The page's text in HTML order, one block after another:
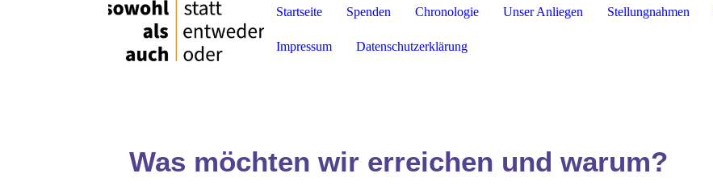
Startseite Spenden Chronologie Unser Anliegen Stellungnahmen
Impressum Datenschutzerklärung
Was möchten wir erreichen und warum?